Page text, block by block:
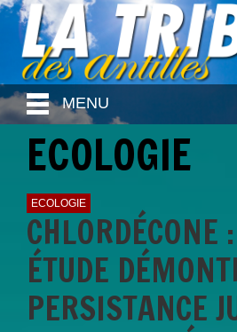
MENU
ECOLOGIE
ECOLOGIE
CHLORDÉCONE
ÉTUDE
PERSISTANCE